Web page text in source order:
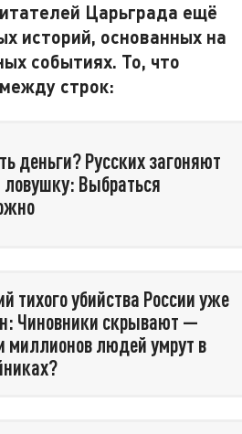
Царьграда ещё
историй, основанных на
событиях. То, что
строк:
деньги? Русских загоняют
ловушку: Выбраться
тихого убийства России уже
Чиновники скрывают —
миллионов людей умрут в